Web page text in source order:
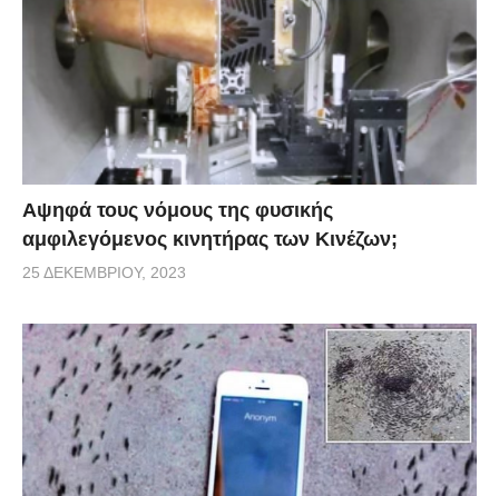
Αψηφά τους νόμους της φυσικής
αμφιλεγόμενος κινητήρας των Κινέζων;
25 ΔΕΚΕΜΒΡΊΟΥ, 2023